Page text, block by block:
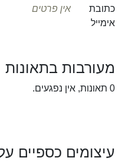
כתובת
אימייל
אין פרטים
מעורבות בתאונות
0 תאונות, אין נפגעים.
עיצומים כספיים